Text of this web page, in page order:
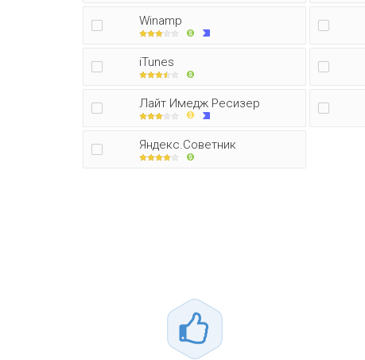
Winamp
iTunes
Лайт Имедж Ресизер
Яндекс.Советник